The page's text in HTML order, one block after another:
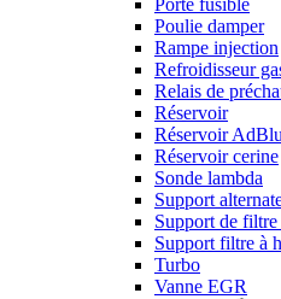
Porte fusible
Poulie damper
Rampe injection
Refroidisseur
Relais de
Réservoir
Réservoir
Réservoir cerine
Sonde lambda
Support
Support de
Support filtre à
Turbo
Vanne EGR